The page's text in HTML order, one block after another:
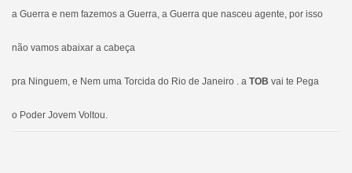
a Guerra e nem fazemos a Guerra, a Guerra que nasceu agente, por isso
não vamos abaixar a cabeça
pra Ninguem, e Nem uma Torcida do Rio de Janeiro . a TOB vai te Pega
o Poder Jovem Voltou.